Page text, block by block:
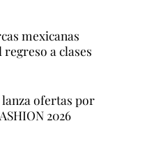
mexicanas
regreso a clases
lanza ofertas por
2026